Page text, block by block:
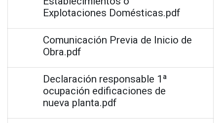
Explotaciones Domésticas.pdf
Comunicación Previa de Inicio de
Obra.pdf
Declaración responsable 1ª
ocupación edificaciones de
nueva planta.pdf